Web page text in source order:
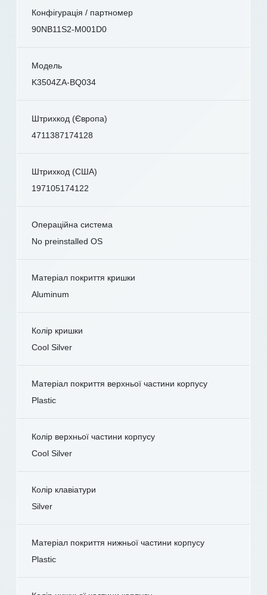
Конфігурація / партномер
90NB11S2-M001D0
Модель
K3504ZA-BQ034
Штрихкод (Європа)
4711387174128
Штрихкод (США)
197105174122
Операційна система
No preinstalled OS
Матеріал покриття кришки
Aluminum
Колір кришки
Cool Silver
Матеріал покриття верхньої частини корпусу
Plastic
Колір верхньої частини корпусу
Cool Silver
Колір клавіатури
Silver
Матеріал покриття нижньої частини корпусу
Plastic